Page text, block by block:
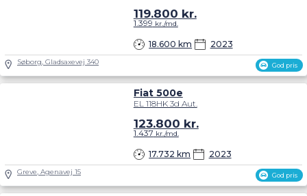
God pris
18.600 km 2023
119.800 kr.
1.399 kr./md.
Søborg, Gladsaxevej 340
God pris
Fiat 500e
EL 118HK 3d Aut.
17.732 km 2023
123.800 kr.
1.437 kr./md.
Greve, Agenavej 15